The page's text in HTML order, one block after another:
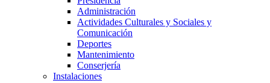
Administración
Actividades Culturales y Sociales y
Comunicación
Deportes
Mantenimiento
Conserjería
Instalaciones